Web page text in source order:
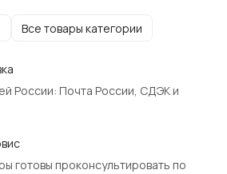
Все товары категории
России: Почта России, СДЭК и
готовы проконсультировать по